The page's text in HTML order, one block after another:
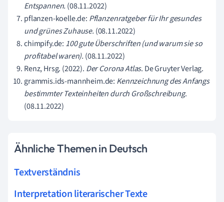
Entspannen. (08.11.2022)
pflanzen-koelle.de: Pflanzenratgeber für Ihr gesundes
und grünes Zuhause. (08.11.2022)
chimpify.de: 100 gute Überschriften (und warum sie so
profitabel waren). (08.11.2022)
Renz, Hrsg. (2022). Der Corona Atlas. De Gruyter Verlag.
grammis.ids-mannheim.de: Kennzeichnung des Anfangs
bestimmter Texteinheiten durch Großschreibung.
(08.11.2022)
Ähnliche Themen in Deutsch
Textverständnis
Interpretation literarischer Texte